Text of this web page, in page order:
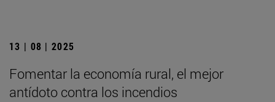
13 | 08 | 2025
Fomentar la economía rural, el mejor
antídoto contra los incendios